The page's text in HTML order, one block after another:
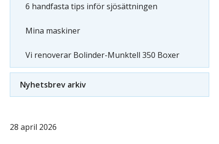
6 handfasta tips inför sjösättningen
Mina maskiner
Vi renoverar Bolinder-Munktell 350 Boxer
Nyhetsbrev arkiv
28 april 2026